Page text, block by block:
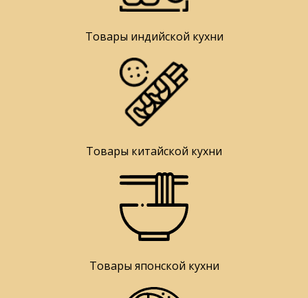
Товары индийской кухни
Товары китайской кухни
Товары японской кухни